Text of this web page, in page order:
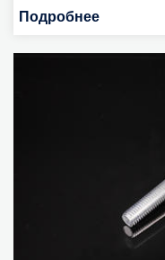
Подробнее